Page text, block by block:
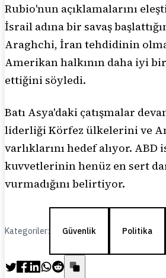
Rubio'nun açıklamalarını
İsrail adına bir savaş
Araghchi, İran tehdidinin
Amerikan halkının daha iyi
ettiğini söyledi.
Batı Asya'daki çatışmalar
liderliği Körfez ülkelerini ve
varlıklarını hedef alıyor. ABD
kuvvetlerinin henüz en sert
vurmadığını belirtiyor.
Kategoriler: Güvenlik Politika